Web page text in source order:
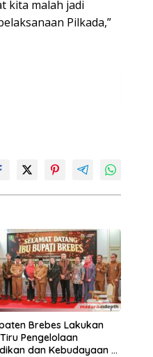
kita malah jadi
Pilkada,”
Brebes Lakukan
Pengelolaan
dan Kebudayaan di